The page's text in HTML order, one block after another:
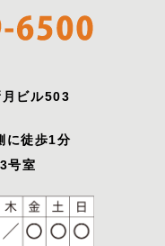
ビル503
に徒歩1分
号室